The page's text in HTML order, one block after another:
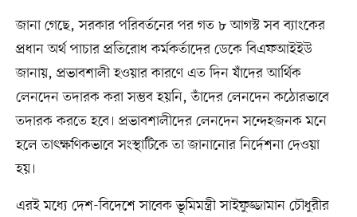
জানা গেছে, সরকার পরিবর্তনের পর গত ৮ আগস্ট সব ব্যাংকের
প্রধান অর্থ পাচার প্রতিরোধ কর্মকর্তাদের ডেকে বিএফআইইউ
জানায়, প্রভাবশালী হওয়ার কারণে এত দিন যাঁদের আর্থিক
লেনদেন তদারক করা সম্ভব হয়নি, তাঁদের লেনদেন কঠোরভাবে
তদারক করতে হবে। প্রভাবশালীদের লেনদেন সন্দেহজনক মনে
হলে তাৎক্ষণিকভাবে সংস্থাটিকে তা জানানোর নির্দেশনা দেওয়া
হয়।
এরই মধ্যে দেশ-বিদেশে সাবেক ভূমিমন্ত্রী সাইফুজ্জামান চৌধুরীর